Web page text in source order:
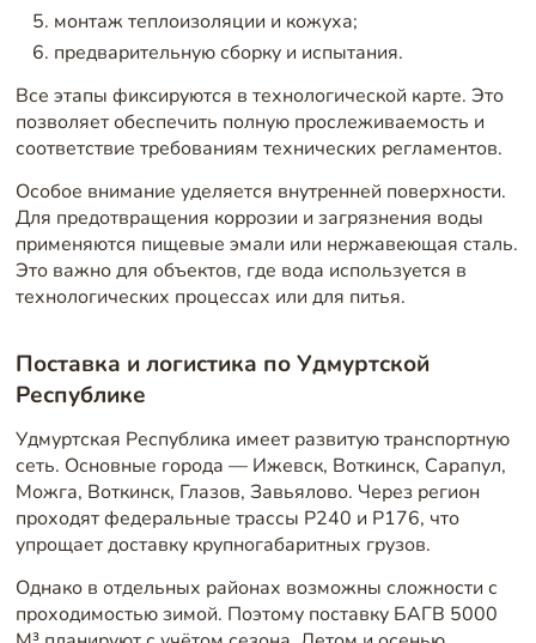
монтаж теплоизоляции и кожуха;
предварительную сборку и испытания.
Все этапы фиксируются в технологической карте. Это
позволяет обеспечить полную прослеживаемость и
соответствие требованиям технических регламентов.
Особое внимание уделяется внутренней поверхности.
Для предотвращения коррозии и загрязнения воды
применяются пищевые эмали или нержавеющая сталь.
Это важно для объектов, где вода используется в
технологических процессах или для питья.
Поставка и логистика по Удмуртской
Республике
Удмуртская Республика имеет развитую транспортную
сеть. Основные города — Ижевск, Воткинск, Сарапул,
Можга, Воткинск, Глазов, Завьялово. Через регион
проходят федеральные трассы Р240 и Р176, что
упрощает доставку крупногабаритных грузов.
Однако в отдельных районах возможны сложности с
проходимостью зимой. Поэтому поставку БАГВ 5000